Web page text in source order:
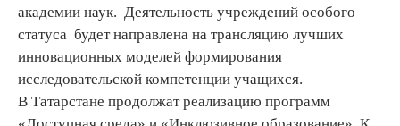
академии наук. Деятельность учреждений особого
статуса будет направлена на трансляцию лучших
инновационных моделей формирования
исследовательской компетенции учащихся.
В Татарстане продолжат реализацию программ